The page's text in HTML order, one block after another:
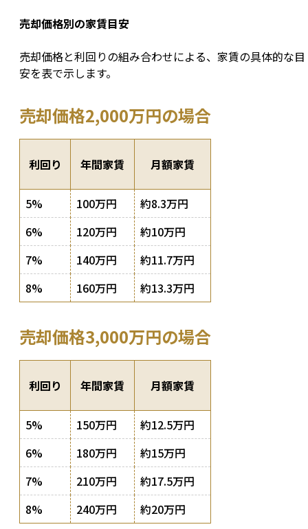
売却価格別の家賃目安
売却価格と利回りの組み合わせによる、家賃の具体的な目
安を表で示します。
利回り 年間家賃 月額家賃
5% 100万円
約8.3万円
6%
120万円
約10万円
7%
140万円
約11.7万円
8%
160万円 約13.3万円
売却価格2,000万円の場合
利回り 年間家賃 月額家賃
5% 150万円
約12.5万円
6%
180万円
約15万円
7%
210万円
約17.5万円
8%
240万円 約20万円
売却価格3,000万円の場合